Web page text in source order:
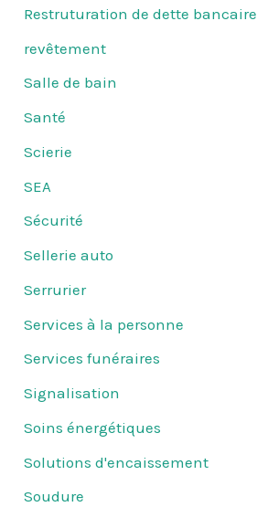
Restruturation de dette bancaire
revêtement
Salle de bain
Santé
Scierie
SEA
Sécurité
Sellerie auto
Serrurier
Services à la personne
Services funéraires
Signalisation
Soins énergétiques
Solutions d'encaissement
Soudure